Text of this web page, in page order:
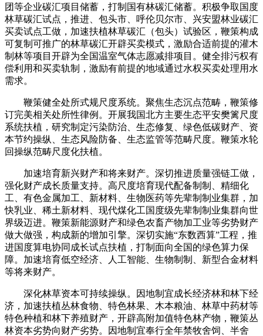
团等企业碳汇项目储蓄，打制国有林碳汇储蓄。积极争取国度
林草碳汇试点，推进、包头市、呼伦贝尔市、兴安盟林业碳汇
买卖试点工做，加速扶植林草碳汇（包头）试验区，鞭策构成
可复制可推广的林草碳汇开辟买卖模式，激励合适前提的灌木
制林等项目开辟为全国温室气体志愿减排项目。健全排污权有
偿利用和买卖轨制，激励有前提的地域通过水权买卖处理用水
需求。
鞭策健全处所式规尺度系统。聚焦生态沉点范畴，鞭策修
订完美相关处所性律例。开展我国北方主要生态平安樊篱尺度
系统扶植，研究制定污染防治、生态修复、绿色低碳财产、资
本节约操纵、生态风险防备、生态监管等范畴尺度。鞭策水轮
回操纵范畴尺度化扶植。
加速培育新兴财产和将来财产。深切推进质量强链工做，
强化财产成长质量支持。高尺度培育现代配备制制、精细化
工、有色金属加工、新材料、生物医药等先辈制制业集群，加
快乳业、稀土新材料、现代煤化工国度级先辈制制业集群向世
界级迈进。鞭策新能源财产和绿色农畜产物加工业等劣势财产
做大做强，构成新的增加引擎。深切实施“东数西算”工程，推
进国度算电协同成长试点扶植，打制面向全国的绿色算力保
障。加速培育低空经济、人工智能、生物制制、新型合金材料
等将来财产。
深化林草资本可持续操纵。因地制宜成长经济林和林下经
济，加速扶植丛林食物、特色林果、木本粮油、林草中药材等
特色种植和林下养殖财产，开辟高附加值特色林产物，鞭策丛
林资本劣势向财产劣势。因地制宜奉行全年禁牧舍饲、半舍